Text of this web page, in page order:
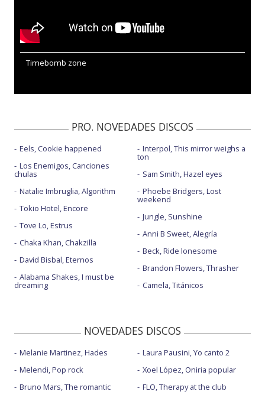
Timebomb zone
PRO. NOVEDADES DISCOS
Eels, Cookie happened
Los Enemigos, Canciones
chulas
Natalie Imbruglia, Algorithm
Tokio Hotel, Encore
Tove Lo, Estrus
Chaka Khan, Chakzilla
David Bisbal, Eternos
Alabama Shakes, I must be
dreaming
Interpol, This mirror weighs a
ton
Sam Smith, Hazel eyes
Phoebe Bridgers, Lost
weekend
Jungle, Sunshine
Anni B Sweet, Alegría
Beck, Ride lonesome
Brandon Flowers, Thrasher
Camela, Titánicos
NOVEDADES DISCOS
Melanie Martinez, Hades
Melendi, Pop rock
Bruno Mars, The romantic
Laura Pausini, Yo canto 2
Xoel López, Oniria popular
FLO, Therapy at the club